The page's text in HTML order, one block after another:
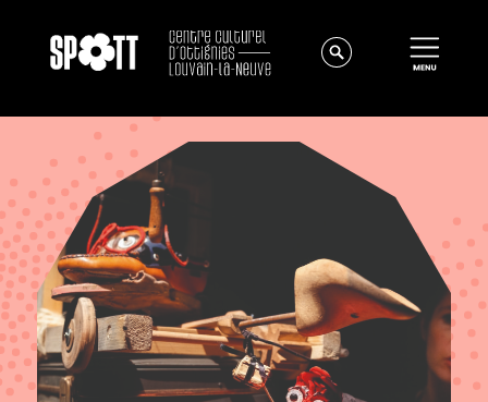
Actualités
À propos